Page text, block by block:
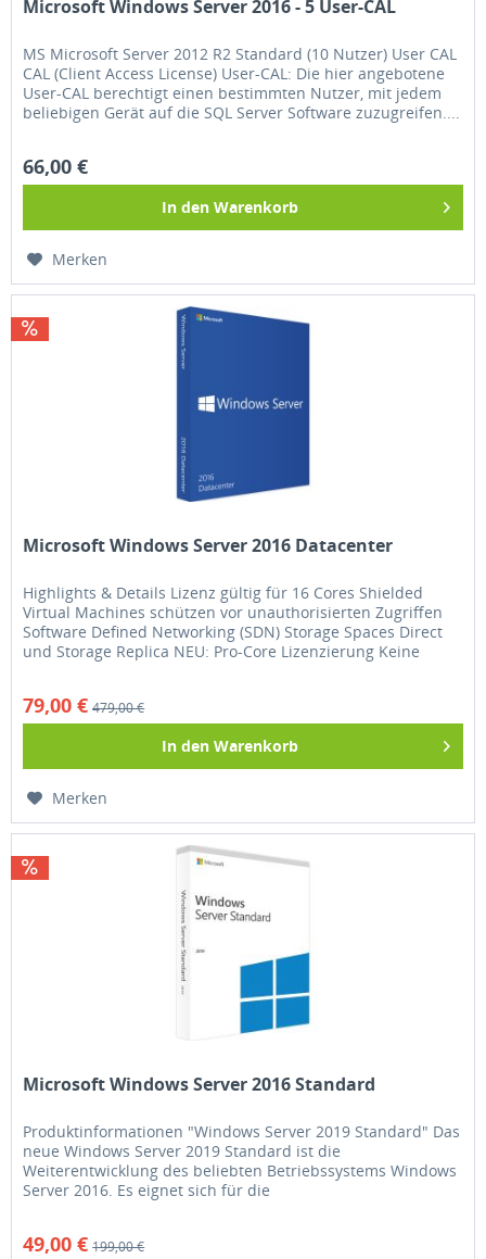
Microsoft Windows Server 2016 - 5 User-CAL
MS Microsoft Server 2012 R2 Standard (10 Nutzer) User CAL
CAL (Client Access License) User-CAL: Die hier angebotene
User-CAL berechtigt einen bestimmten Nutzer, mit jedem
beliebigen Gerät auf die SQL Server Software zuzugreifen....
66,00 €
In den Warenkorb
Merken
Microsoft Windows Server 2016 Datacenter
Highlights & Details Lizenz gültig für 16 Cores Shielded
Virtual Machines schützen vor unauthorisierten Zugriffen
Software Defined Networking (SDN) Storage Spaces Direct
und Storage Replica NEU: Pro-Core Lizenzierung Keine
79,00 € 479,00 €
In den Warenkorb
Merken
Microsoft Windows Server 2016 Standard
Produktinformationen "Windows Server 2019 Standard" Das
neue Windows Server 2019 Standard ist die
Weiterentwicklung des beliebten Betriebssystems Windows
Server 2016. Es eignet sich für die
49,00 € 199,00 €